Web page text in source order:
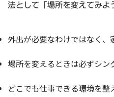
法として「場所を変えてみよ
外出が必要なわけではなく、
場所を変えるときは必ずシン
どこでも仕事できる環境を整